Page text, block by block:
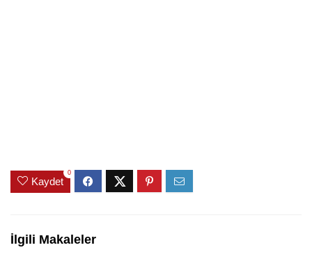
Kaydet
0
İlgili Makaleler